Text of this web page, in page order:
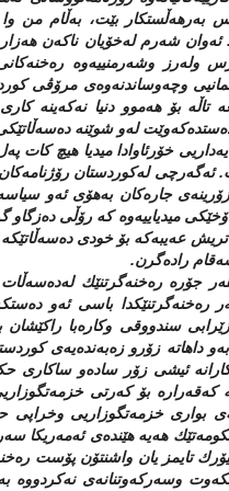
بێت، به‌ڵام من وا
شه‌رم له‌خۆیان ناكه‌ن هه‌زار
وله‌رز وشه‌رمنییه‌وه‌
وچه‌وساندنه‌وه‌ی مرۆڤی
تاڵه‌ بۆ هه‌موو دنیا نه‌كه‌ینه‌
له‌و شوێنه‌ ده‌سه‌ڵاتێكی
خۆرئاوادا میدیا هیچ كات
له‌كوردستان
جاره‌كان به‌هۆی ئه‌و
میدیاییه‌وه‌ كه‌ رۆڵی
عه‌یبه‌كه‌ بۆ خودی
راده‌گرن.
هه‌ر جۆره‌ ره‌خنه‌گرتنێك
ره‌خنه‌گرتنێكدا باسی ئه‌و
زێرابی سندووقی وكاره‌با
داهاته‌ زۆرو زه‌به‌نده‌یه‌ی
ئیشی زۆر ساده‌و ساكاری
كه‌قه‌راره‌ بۆ كه‌رتی
بواری خزمه‌تگوزاریی وخراپی
هه‌یه‌ هێنده‌ی ئه‌مه‌ریكا
تایمز یان واشنتۆن پۆست
وسه‌ركه‌وتنانه‌ی نه‌كردووه‌